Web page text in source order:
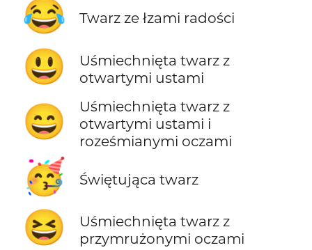
😂 Twarz ze łzami radości
😃
Uśmiechnięta twarz z
otwartymi ustami
😄
Uśmiechnięta twarz z
otwartymi ustami i
roześmianymi oczami
🥳 Świętująca twarz
😆
Uśmiechnięta twarz z
przymrużonymi oczami